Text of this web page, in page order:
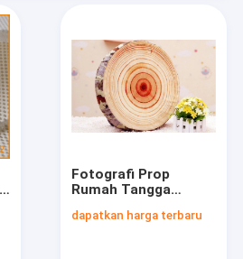
Fotografi Prop
Rumah Tangga
kursi luar ruangan
dapatkan harga terbaru